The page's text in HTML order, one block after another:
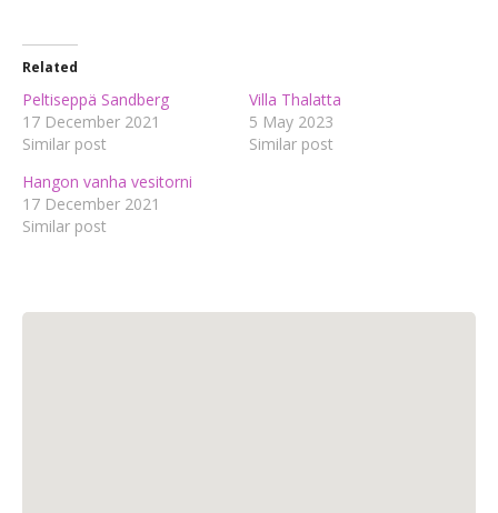
Related
Peltiseppä Sandberg
17 December 2021
Similar post
Villa Thalatta
5 May 2023
Similar post
Hangon vanha vesitorni
17 December 2021
Similar post